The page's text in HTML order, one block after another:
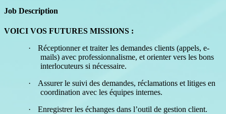
Job Description
VOICI VOS FUTURES MISSIONS :
·
Réceptionner et traiter les demandes clients (appels, e-
mails) avec professionnalisme, et orienter vers les bons
interlocuteurs si nécessaire.
·
Assurer le suivi des demandes, réclamations et litiges en
coordination avec les équipes internes.
·
Enregistrer les échanges dans l’outil de gestion client.